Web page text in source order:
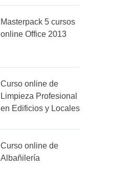
Masterpack 5 cursos
online Office 2013
Curso online de
Limpieza Profesional
en Edificios y Locales
Curso online de
Albañilería